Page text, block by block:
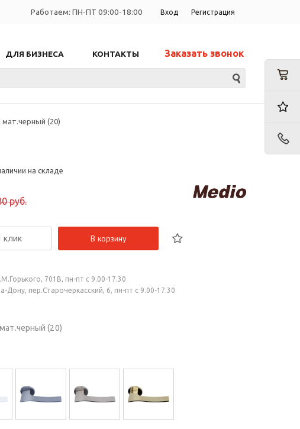
Вход Регистрация
Работаем: ПН-ПТ 09:00-18:00
ДЛЯ БИЗНЕСА КОНТАКТЫ Заказать звонок
мат.черный (20)
на складе
руб.
клик В корзину
701В, пн-пт с 9.00-17.30
Дону, пер.Старочеркасский, 6, пн-пт с 9.00-17.30
(20)